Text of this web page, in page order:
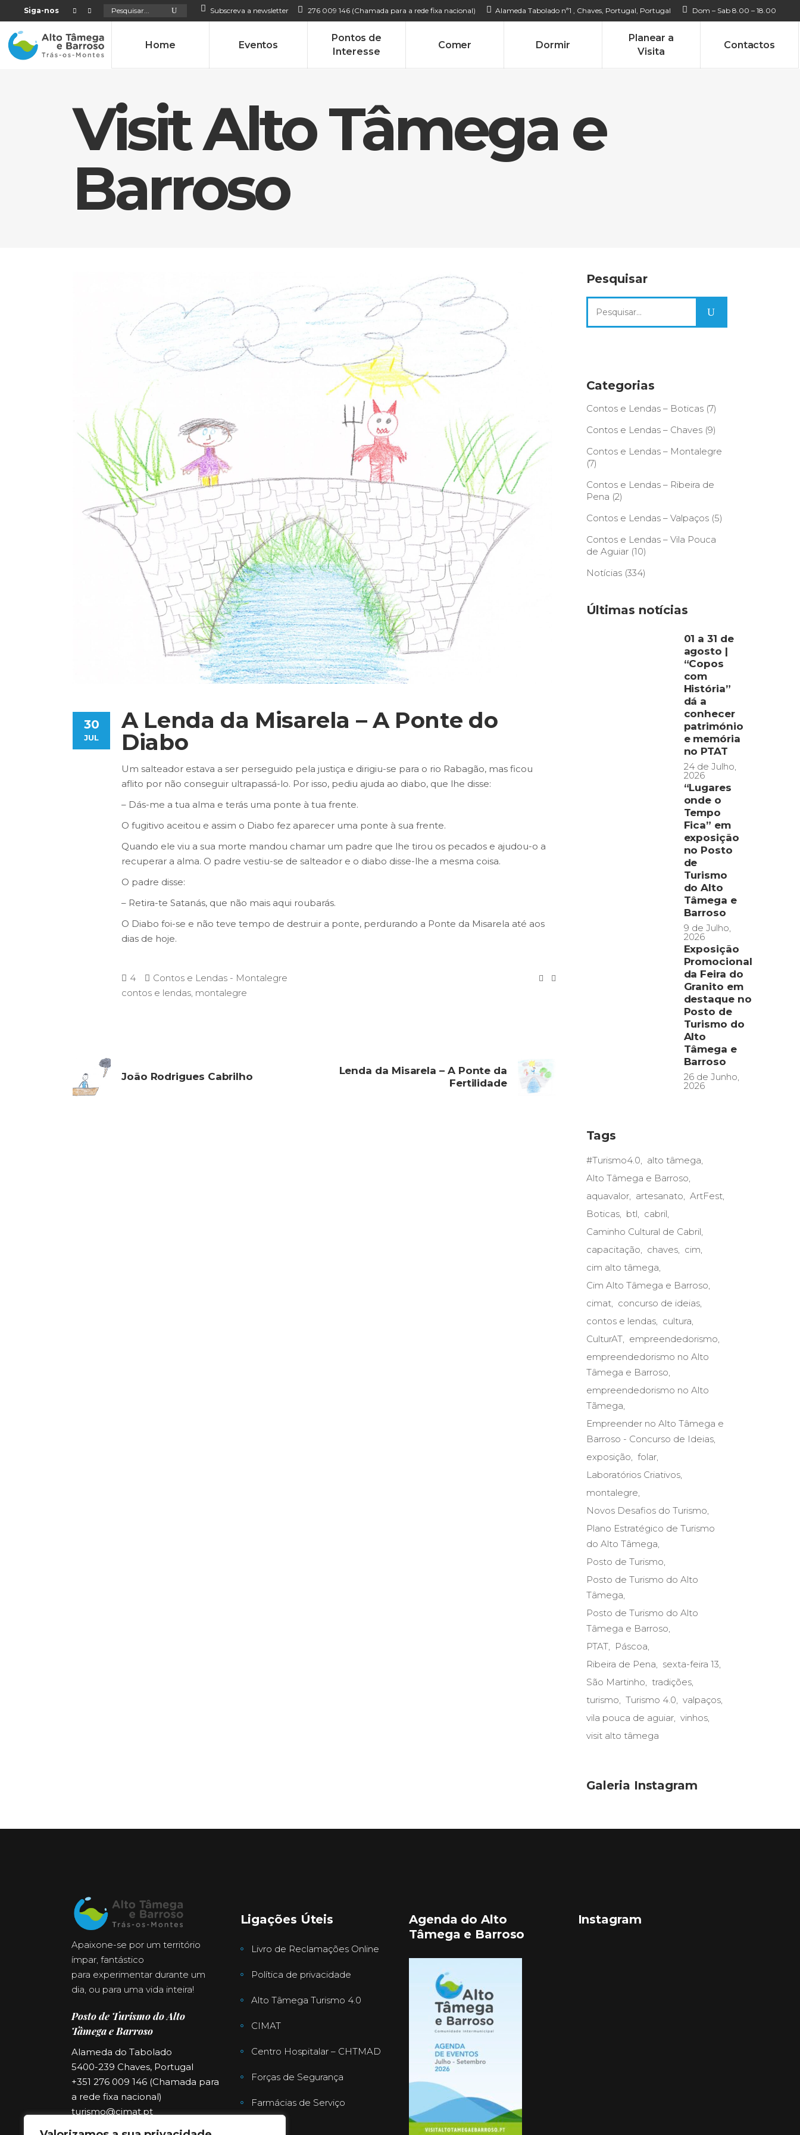
Siga-nos Search
for: Subscreva a newsletter 276 009 146 (Chamada para a rede fixa nacional) Alameda Tabolado nª1 , Chaves, Portugal, Portugal Dom – Sab 8.00 – 18.00
Home Eventos
Pontos de
Interesse
Comer Dormir
Planear a
Visita
Contactos
Visit Alto Tâmega e
Barroso
30
JUL
A Lenda da Misarela – A Ponte do
Diabo
Um salteador estava a ser perseguido pela justiça e dirigiu-se para o rio Rabagão, mas ficou
aflito por não conseguir ultrapassá-lo. Por isso, pediu ajuda ao diabo, que lhe disse:
– Dás-me a tua alma e terás uma ponte à tua frente.
O fugitivo aceitou e assim o Diabo fez aparecer uma ponte à sua frente.
Quando ele viu a sua morte mandou chamar um padre que lhe tirou os pecados e ajudou-o a
recuperar a alma. O padre vestiu-se de salteador e o diabo disse-lhe a mesma coisa.
O padre disse:
– Retira-te Satanás, que não mais aqui roubarás.
O Diabo foi-se e não teve tempo de destruir a ponte, perdurando a Ponte da Misarela até aos
dias de hoje.
4
Contos e Lendas - Montalegre
contos e lendas, montalegre
João Rodrigues Cabrilho
Lenda da Misarela – A Ponte da
Fertilidade
Pesquisar
for:
Categorias
Contos e Lendas – Boticas(7)
Contos e Lendas – Chaves(9)
Contos e Lendas – Montalegre
(7)
Contos e Lendas – Ribeira de
Pena (2)
Contos e Lendas – Valpaços(5)
Contos e Lendas – Vila Pouca
de Aguiar(10)
Notícias(334)
Últimas notícias
01 a 31 de
agosto |
“Copos
com
História”
dá a
conhecer
património
e memória
no PTAT
24 de Julho,
2026
“Lugares
onde o
Tempo
Fica” em
exposição
no Posto
de
Turismo
do Alto
Tâmega e
Barroso
9 de Julho,
2026
Exposição
Promocional
da Feira do
Granito em
destaque no
Posto de
Turismo do
Alto
Tâmega e
Barroso
26 de Junho,
2026
Tags
#Turismo4.0
alto tâmega
Alto Tâmega e Barroso
aquavalor
artesanato
ArtFest
Boticas
btl
cabril
Caminho Cultural de Cabril
capacitação
chaves
cim
cim alto tâmega
Cim Alto Tâmega e Barroso
cimat
concurso de ideias
contos e lendas
cultura
CulturAT
empreendedorismo
empreendedorismo no Alto
Tâmega e Barroso
empreendedorismo no Alto
Tãmega
Empreender no Alto Tâmega e
Barroso - Concurso de Ideias
exposição
folar
Laboratórios Criativos
montalegre
Novos Desafios do Turismo
Plano Estratégico de Turismo
do Alto Tâmega
Posto de Turismo
Posto de Turismo do Alto
Tâmega
Posto de Turismo do Alto
Tâmega e Barroso
PTAT
Páscoa
Ribeira de Pena
sexta-feira 13
São Martinho
tradições
turismo
Turismo 4.0
valpaços
vila pouca de aguiar
vinhos
visit alto tâmega
Galeria Instagram
Apaixone-se por um território
ímpar, fantástico
para experimentar durante um
dia, ou para uma vida inteira!
Posto de Turismo do Alto
Tâmega e Barroso
Alameda do Tabolado
5400-239 Chaves, Portugal
+351 276 009 146 (Chamada para
a rede fixa nacional)
turismo@cimat.pt
Ligações Úteis
Livro de Reclamações Online
Política de privacidade
Alto Tâmega Turismo 4.0
CIMAT
Centro Hospitalar – CHTMAD
Forças de Segurança
Farmácias de Serviço
Agenda do Alto
Tâmega e Barroso
Instagram